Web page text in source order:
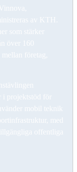
av KTH.
som stärker
över 160
företag,
i projektstöd för
mobil teknik
med
offentliga